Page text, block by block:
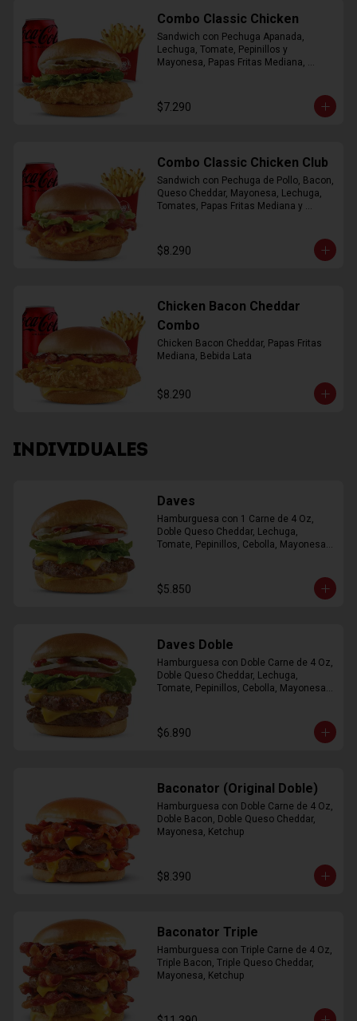
Combo Classic Chicken
Sandwich con Pechuga Apanada,
Lechuga, Tomate, Pepinillos y
Mayonesa, Papas Fritas Mediana,
$7.290
Combo Classic Chicken Club
Sandwich con Pechuga de Pollo, Bacon,
Queso Cheddar, Mayonesa, Lechuga,
Tomates, Papas Fritas Mediana y
$8.290
Chicken Bacon Cheddar
Combo
Chicken Bacon Cheddar, Papas Fritas
Mediana, Bebida Lata
$8.290
INDIVIDUALES
Daves
Hamburguesa con 1 Carne de 4 Oz,
Doble Queso Cheddar, Lechuga,
Tomate, Pepinillos, Cebolla, Mayonesa,
$5.850
Daves Doble
Hamburguesa con Doble Carne de 4 Oz,
Doble Queso Cheddar, Lechuga,
Tomate, Pepinillos, Cebolla, Mayonesa,
$6.890
Baconator (Original Doble)
Hamburguesa con Doble Carne de 4 Oz,
Doble Bacon, Doble Queso Cheddar,
Mayonesa, Ketchup
$8.390
Baconator Triple
Hamburguesa con Triple Carne de 4 Oz,
Triple Bacon, Triple Queso Cheddar,
Mayonesa, Ketchup